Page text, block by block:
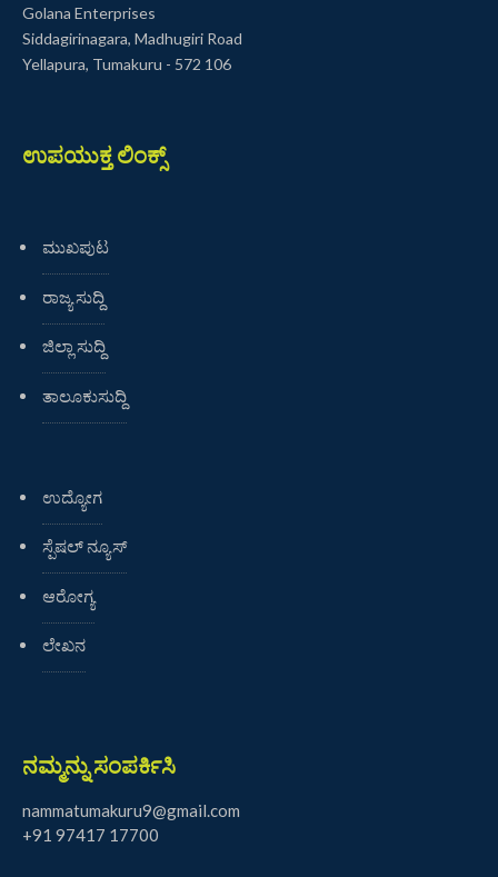
Golana Enterprises
Siddagirinagara, Madhugiri Road
Yellapura, Tumakuru - 572 106
ಉಪಯುಕ್ತ ಲಿಂಕ್ಸ್
ಮುಖಪುಟ
ರಾಜ್ಯ ಸುದ್ದಿ
ಜಿಲ್ಲಾ ಸುದ್ದಿ
ತಾಲೂಕುಸುದ್ದಿ
ಉದ್ಯೋಗ
ಸ್ಪೆಷಲ್ ನ್ಯೂಸ್
ಆರೋಗ್ಯ
ಲೇಖನ
ನಮ್ಮನ್ನು ಸಂಪರ್ಕಿಸಿ
nammatumakuru9@gmail.com
+91 97417 17700